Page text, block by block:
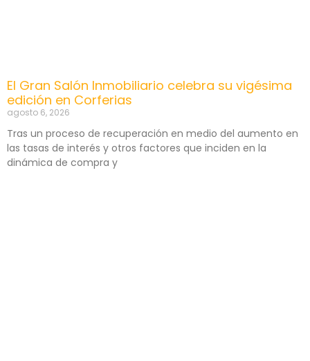
El Gran Salón Inmobiliario celebra su vigésima
edición en Corferias
agosto 6, 2026
Tras un proceso de recuperación en medio del aumento en
las tasas de interés y otros factores que inciden en la
dinámica de compra y